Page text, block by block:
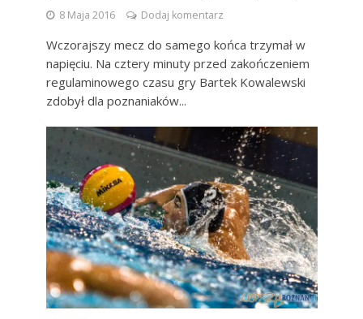
8 Maja 2016 Dodaj komentarz
Wczorajszy mecz do samego końca trzymał w
napięciu. Na cztery minuty przed zakończeniem
regulaminowego czasu gry Bartek Kowalewski
zdobył dla poznaniaków...